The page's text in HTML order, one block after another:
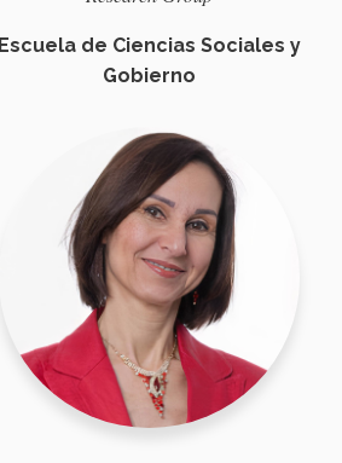
Escuela de Ciencias Sociales y
Gobierno